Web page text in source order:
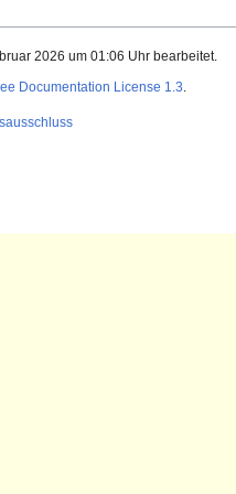
2026 um 01:06 Uhr bearbeitet.
Documentation License 1.3.